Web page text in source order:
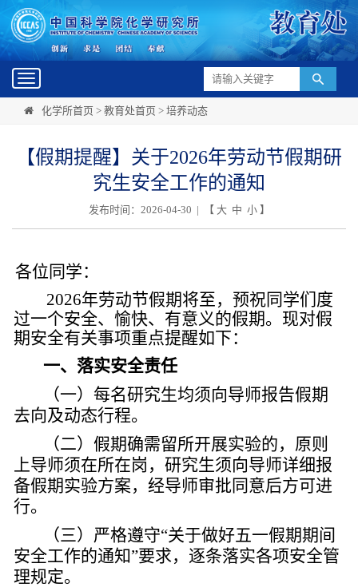
Toggle
navigation
化学所首页 > 教育处首页 > 培养动态
【假期提醒】关于2026年劳动节假期研
究生安全工作的通知
发布时间：2026-04-30 | 【 大 中 小】
各位同学：
2026年劳动节假期将至，预祝同学们度
过一个安全、愉快、有意义的假期。现对假
期安全有关事项重点提醒如下：
一、落实安全责任
（一）每名研究生均须向导师报告假期
去向及动态行程。
（二）假期确需留所开展实验的，原则
上导师须在所在岗，研究生须向导师详细报
备假期实验方案，经导师审批同意后方可进
行。
（三）严格遵守“关于做好五一假期期间
安全工作的通知”要求，逐条落实各项安全管
理规定。